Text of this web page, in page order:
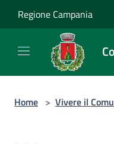
Regione Campania
Home > Vivere il